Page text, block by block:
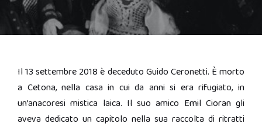
Il 13 settembre 2018 è deceduto Guido Ceronetti. È morto
a Cetona, nella casa in cui da anni si era rifugiato, in
un’anacoresi mistica laica. Il suo amico Emil Cioran gli
aveva dedicato un capitolo nella sua raccolta di ritratti